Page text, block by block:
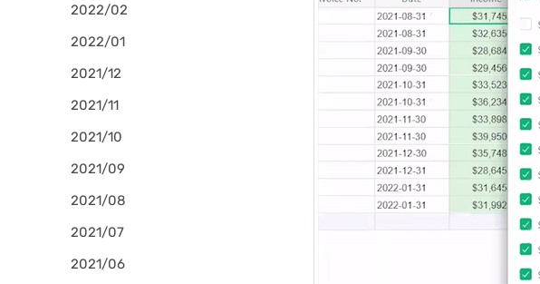
2022/02
2022/01
2021/12
2021/11
2021/10
2021/09
2021/08
2021/07
2021/06